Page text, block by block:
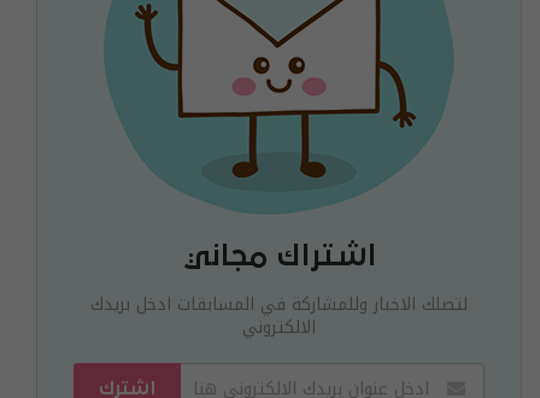
اشتراك مجاني
لتصلك الاخبار وللمشاركة في المسابقات ادخل بريدك
الالكتروني
اشترك